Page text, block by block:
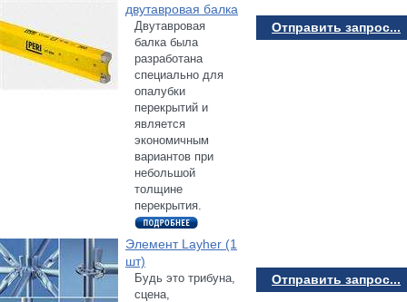
двутавровая балка
Двутавровая
балка была
разработана
специально для
опалубки
перекрытий и
является
экономичным
вариантов при
небольшой
толщине
перекрытия.
Отправить запрос...
Элемент Layher (1
шт)
Будь это трибуна,
сцена,
Отправить запрос...